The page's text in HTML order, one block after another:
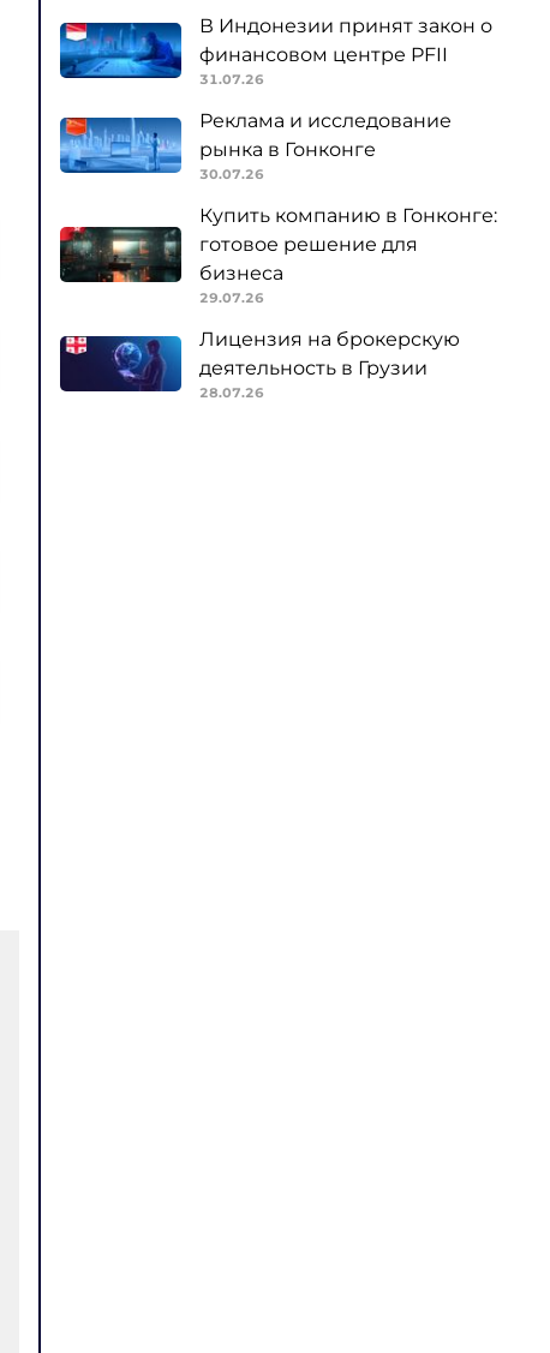
В Индонезии принят закон о
финансовом центре PFII
31.07.26
Реклама и исследование
рынка в Гонконге
30.07.26
Купить компанию в Гонконге:
готовое решение для
бизнеса
29.07.26
Лицензия на брокерскую
деятельность в Грузии
28.07.26